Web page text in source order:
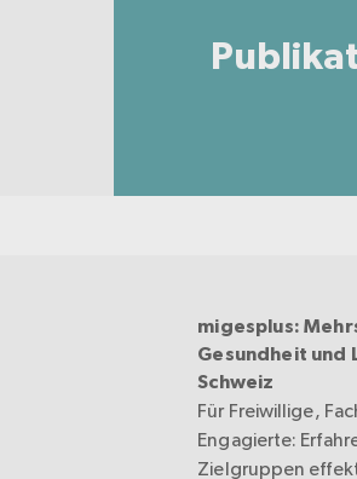
migesplus:
Gesundheit und
Schweiz
Für Freiwillige,
Engagierte:
Zielgruppen